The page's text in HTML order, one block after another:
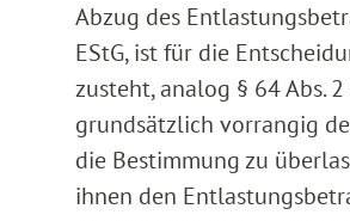
Abzug des
EStG, ist für die
zusteht, analog § 64 Abs. 2
grundsätzlich vorrangig
die Bestimmung zu
ihnen den